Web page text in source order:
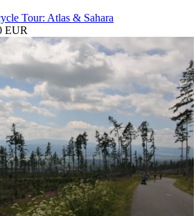
Tour: Atlas & Sahara
EUR